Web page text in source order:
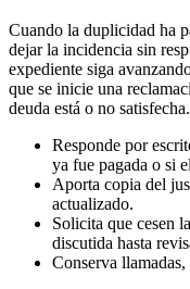
Cuando la duplicidad ha
dejar la incidencia sin
expediente siga
que se inicie una
deuda está o no satisfecha.
Responde por
ya fue pagada o si
Aporta copia del
actualizado.
Solicita que cesen
discutida hasta
Conserva